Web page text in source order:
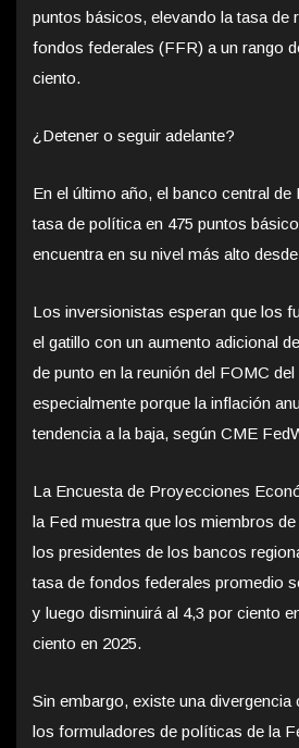
puntos básicos, elevando la tasa de
fondos federales (FFR) a un rango
ciento.
¿Detener o seguir adelante?
En el último año, el banco central de
tasa de política en 475 puntos
encuentra en su nivel más alto
Los inversionistas esperan que los
el gatillo con un aumento adicional
de punto en la reunión del FOMC
especialmente porque la inflación
tendencia a la baja, según CME
La Encuesta de Proyecciones
la Fed muestra que los miembros
los presidentes de los bancos
tasa de fondos federales promedio
y luego disminuirá al 4,3 por ciento
ciento en 2025.
Sin embargo, existe una
los formuladores de políticas de la